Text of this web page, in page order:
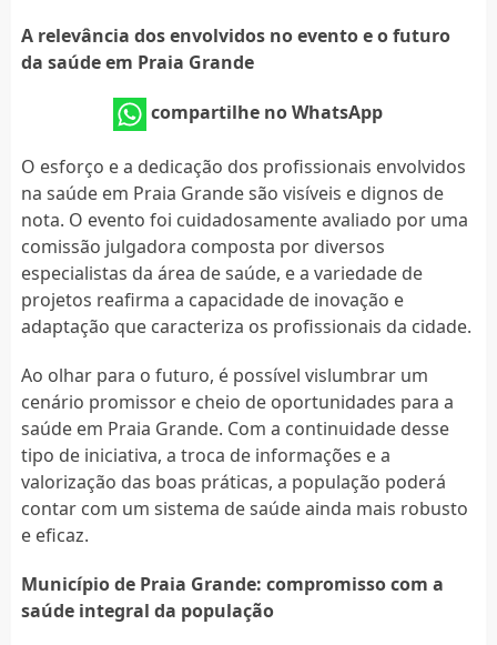
A relevância dos envolvidos no evento e o futuro
da saúde em Praia Grande
compartilhe no WhatsApp
O esforço e a dedicação dos profissionais envolvidos
na saúde em Praia Grande são visíveis e dignos de
nota. O evento foi cuidadosamente avaliado por uma
comissão julgadora composta por diversos
especialistas da área de saúde, e a variedade de
projetos reafirma a capacidade de inovação e
adaptação que caracteriza os profissionais da cidade.
Ao olhar para o futuro, é possível vislumbrar um
cenário promissor e cheio de oportunidades para a
saúde em Praia Grande. Com a continuidade desse
tipo de iniciativa, a troca de informações e a
valorização das boas práticas, a população poderá
contar com um sistema de saúde ainda mais robusto
e eficaz.
Município de Praia Grande: compromisso com a
saúde integral da população